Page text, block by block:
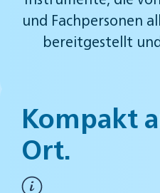
und Fachpersonen
bereitgestellt
Kompakt
Ort.